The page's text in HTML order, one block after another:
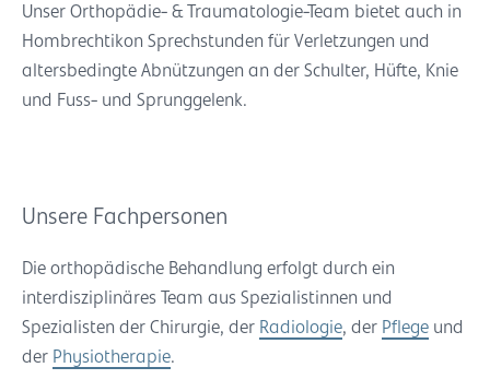
Unser Orthopädie- & Traumatologie-Team bietet auch in
Hombrechtikon Sprechstunden für Verletzungen und
altersbedingte Abnützungen an der Schulter, Hüfte, Knie
und Fuss- und Sprunggelenk.
Unsere Fachpersonen
Die orthopädische Behandlung erfolgt durch ein
interdisziplinäres Team aus Spezialistinnen und
Spezialisten der Chirurgie, der Radiologie, der Pflege und
der Physiotherapie.